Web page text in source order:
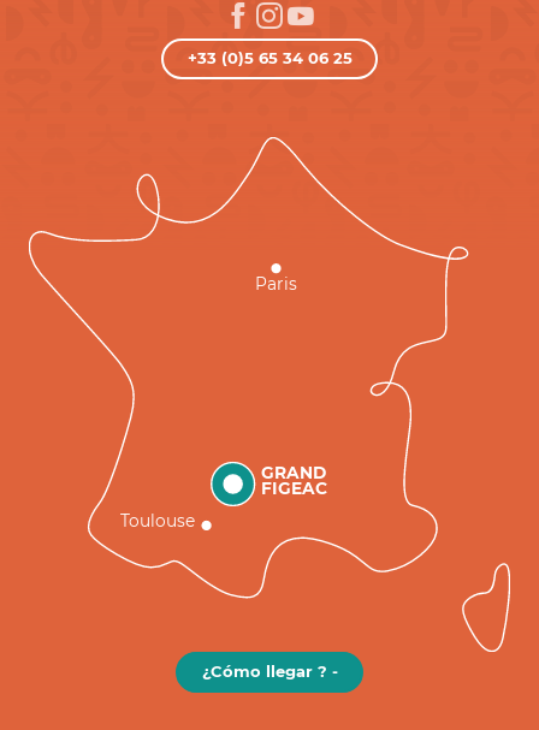
+33 (0)5 65 34 06 25
GRAND
FIGEAC
Toulouse
Paris
¿Cómo llegar ? -